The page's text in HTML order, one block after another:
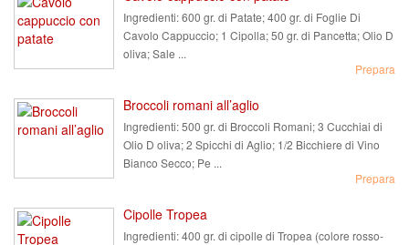
Ingredienti:600 gr. di Patate; 400 gr. di Foglie Di
Cavolo Cappuccio; 1 Cipolla; 50 gr. di Pancetta; Olio D
oliva; Sale ...
Prepara
Broccoli romani all’aglio
Ingredienti:500 gr. di Broccoli Romani; 3 Cucchiai di
Olio D oliva; 2 Spicchi di Aglio; 1/2 Bicchiere di Vino
Bianco Secco; Pe ...
Prepara
Cipolle Tropea
Ingredienti:400 gr. di cipolle di Tropea (colore rosso-